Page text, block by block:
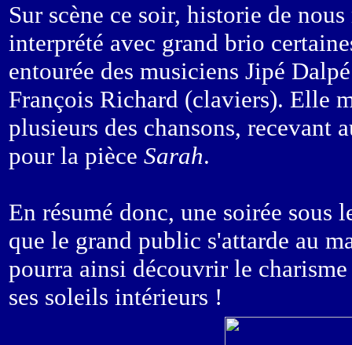
Sur scène ce soir, historie de
interprété avec grand brio
entourée des musiciens Jipé
François Richard (claviers). Elle
plusieurs des chansons,
pour la pièce Sarah.
En résumé donc, une soirée sous
que le grand public s'attarde au
pourra ainsi découvrir le
ses soleils intérieurs !